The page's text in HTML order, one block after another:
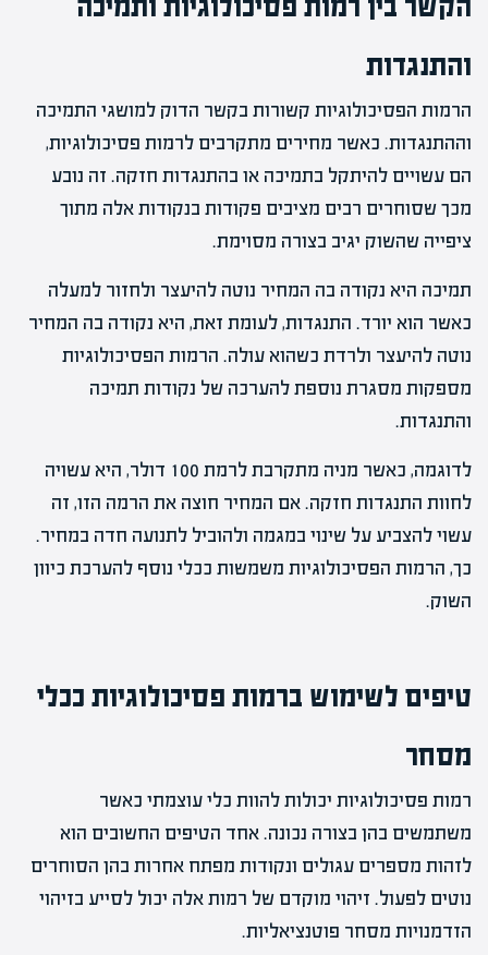
והתנגדות
הרמות הפסיכולוגיות קשורות בקשר הדוק למושגי התמיכה
וההתנגדות. כאשר מחירים מתקרבים לרמות פסיכולוגיות,
הם עשויים להיתקל בתמיכה או בהתנגדות חזקה. זה נובע
מכך שסוחרים רבים מציבים פקודות בנקודות אלה מתוך
ציפייה שהשוק יגיב בצורה מסוימת.
תמיכה היא נקודה בה המחיר נוטה להיעצר ולחזור למעלה
כאשר הוא יורד. התנגדות, לעומת זאת, היא נקודה בה המחיר
נוטה להיעצר ולרדת כשהוא עולה. הרמות הפסיכולוגיות
מספקות מסגרת נוספת להערכה של נקודות תמיכה
והתנגדות.
לדוגמה, כאשר מניה מתקרבת לרמת 100 דולר, היא עשויה
לחוות התנגדות חזקה. אם המחיר חוצה את הרמה הזו, זה
עשוי להצביע על שינוי במגמה ולהוביל לתנועה חדה במחיר.
כך, הרמות הפסיכולוגיות משמשות ככלי נוסף להערכת כיוון
השוק.
טיפים לשימוש ברמות פסיכולוגיות ככלי
מסחר
רמות פסיכולוגיות יכולות להוות כלי עוצמתי כאשר
משתמשים בהן בצורה נכונה. אחד הטיפים החשובים הוא
לזהות מספרים עגולים ונקודות מפתח אחרות בהן הסוחרים
נוטים לפעול. זיהוי מוקדם של רמות אלה יכול לסייע בזיהוי
הזדמנויות מסחר פוטנציאליות.